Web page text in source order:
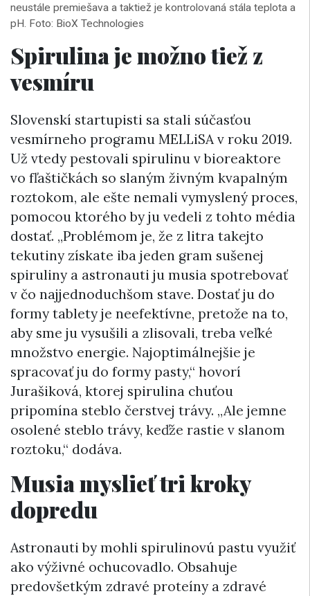
neustále premiešava a taktiež je kontrolovaná stála teplota a
pH. Foto: BioX Technologies
Spirulina je možno tiež z
vesmíru
Slovenskí startupisti sa stali súčasťou
vesmírneho programu MELLiSA v roku 2019.
Už vtedy pestovali spirulinu v bioreaktore
vo fľaštičkách so slaným živným kvapalným
roztokom, ale ešte nemali vymyslený proces,
pomocou ktorého by ju vedeli z tohto média
dostať. „Problémom je, že z litra takejto
tekutiny získate iba jeden gram sušenej
spiruliny a astronauti ju musia spotrebovať
v čo najjednoduchšom stave. Dostať ju do
formy tablety je neefektívne, pretože na to,
aby sme ju vysušili a zlisovali, treba veľké
množstvo energie. Najoptimálnejšie je
spracovať ju do formy pasty,“ hovorí
Jurašiková, ktorej spirulina chuťou
pripomína steblo čerstvej trávy. „Ale jemne
osolené steblo trávy, keďže rastie v slanom
roztoku,“ dodáva.
Musia myslieť tri kroky
dopredu
Astronauti by mohli spirulinovú pastu využiť
ako výživné ochucovadlo. Obsahuje
predovšetkým zdravé proteíny a zdravé